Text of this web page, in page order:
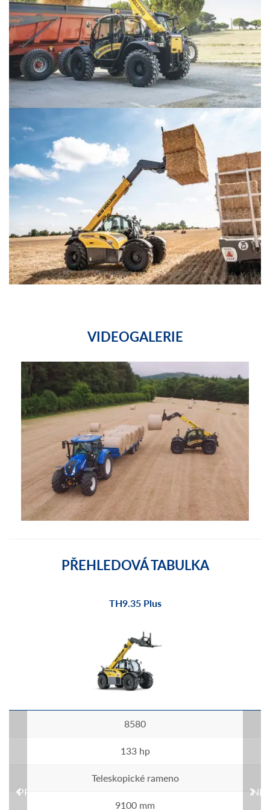
VIDEOGALERIE
PŘEHLEDOVÁ TABULKA
PREVIOUS
TH9.35 Plus
8580
133 hp
Teleskopické rameno
9100 mm